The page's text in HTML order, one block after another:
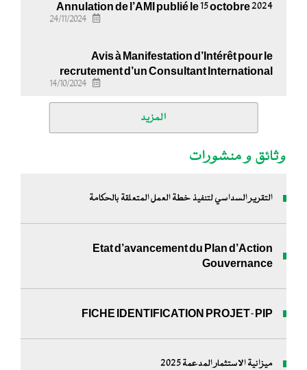
Annulation de l’AMI publié le 15 octobre 2024
24/11/2024
Avis à Manifestation d’Intérêt pour le
recrutement d’un Consultant International
14/10/2024
المزيد
وثائق و منشورات
التقرير السداسي لتنفيذ خطة العمل المتعلقة بالحكامة
Etat d’avancement du Plan d’Action
Gouvernance
FICHE IDENTIFICATION PROJET-PIP
ميزانية الاستثمار المدعمة 2025